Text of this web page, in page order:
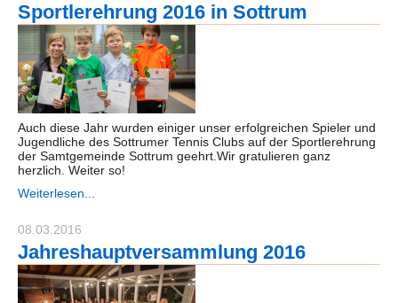
Sportlerehrung 2016 in Sottrum
Auch diese Jahr wurden einiger unser erfolgreichen Spieler und
Jugendliche des Sottrumer Tennis Clubs auf der Sportlerehrung
der Samtgemeinde Sottrum geehrt.Wir gratulieren ganz
herzlich. Weiter so!
Weiterlesen...
08.03.2016
Jahreshauptversammlung 2016